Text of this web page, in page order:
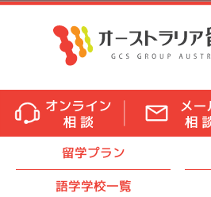
留学プラン
語学学校一覧